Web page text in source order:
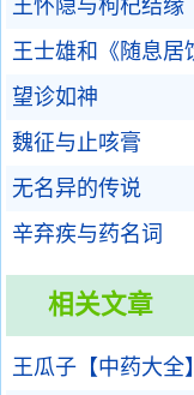
王怀隐与枸杞结缘
王士雄和《随息居
望诊如神
魏征与止咳膏
无名异的传说
辛弃疾与药名词
相关文章
王瓜子【中药大全】